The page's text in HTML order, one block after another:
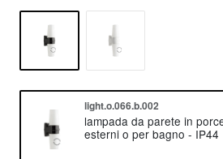
light.o.066.b.002
lampada da parete in
esterni o per bagno - IP44